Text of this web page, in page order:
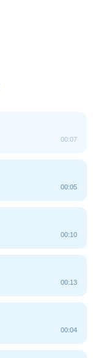
00:07
00:05
00:10
00:13
00:04